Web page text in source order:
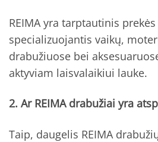
REIMA yra tarptautinis
specializuojantis vaikų,
drabužiuose bei
aktyviam laisvalaikiui lauke.
2. Ar REIMA drabužiai yra
Taip, daugelis REIMA